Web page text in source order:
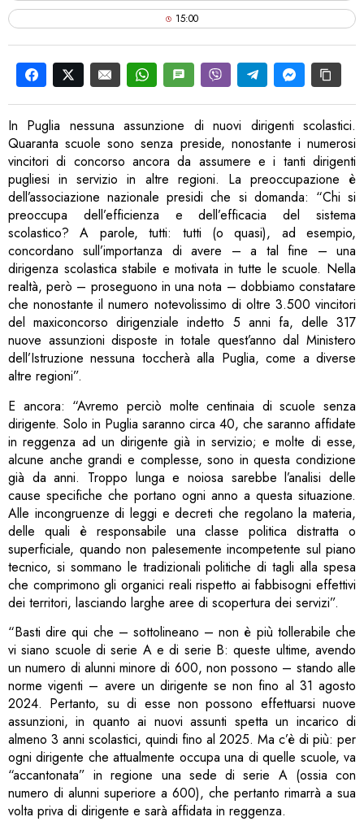
15:00
In Puglia nessuna assunzione di nuovi dirigenti scolastici.
Quaranta scuole sono senza preside, nonostante i numerosi
vincitori di concorso ancora da assumere e i tanti dirigenti
pugliesi in servizio in altre regioni. La preoccupazione è
dell’associazione nazionale presidi che si domanda: “Chi si
preoccupa dell’efficienza e dell’efficacia del sistema
scolastico? A parole, tutti: tutti (o quasi), ad esempio,
concordano sull’importanza di avere – a tal fine – una
dirigenza scolastica stabile e motivata in tutte le scuole. Nella
realtà, però – proseguono in una nota – dobbiamo constatare
che nonostante il numero notevolissimo di oltre 3.500 vincitori
del maxiconcorso dirigenziale indetto 5 anni fa, delle 317
nuove assunzioni disposte in totale quest’anno dal Ministero
dell’Istruzione nessuna toccherà alla Puglia, come a diverse
altre regioni”.
E ancora: “Avremo perciò molte centinaia di scuole senza
dirigente. Solo in Puglia saranno circa 40, che saranno affidate
in reggenza ad un dirigente già in servizio; e molte di esse,
alcune anche grandi e complesse, sono in questa condizione
già da anni. Troppo lunga e noiosa sarebbe l’analisi delle
cause specifiche che portano ogni anno a questa situazione.
Alle incongruenze di leggi e decreti che regolano la materia,
delle quali è responsabile una classe politica distratta o
superficiale, quando non palesemente incompetente sul piano
tecnico, si sommano le tradizionali politiche di tagli alla spesa
che comprimono gli organici reali rispetto ai fabbisogni effettivi
dei territori, lasciando larghe aree di scopertura dei servizi”.
“Basti dire qui che – sottolineano – non è più tollerabile che
vi siano scuole di serie A e di serie B: queste ultime, avendo
un numero di alunni minore di 600, non possono – stando alle
norme vigenti – avere un dirigente se non fino al 31 agosto
2024. Pertanto, su di esse non possono effettuarsi nuove
assunzioni, in quanto ai nuovi assunti spetta un incarico di
almeno 3 anni scolastici, quindi fino al 2025. Ma c’è di più: per
ogni dirigente che attualmente occupa una di quelle scuole, va
“accantonata” in regione una sede di serie A (ossia con
numero di alunni superiore a 600), che pertanto rimarrà a sua
volta priva di dirigente e sarà affidata in reggenza.